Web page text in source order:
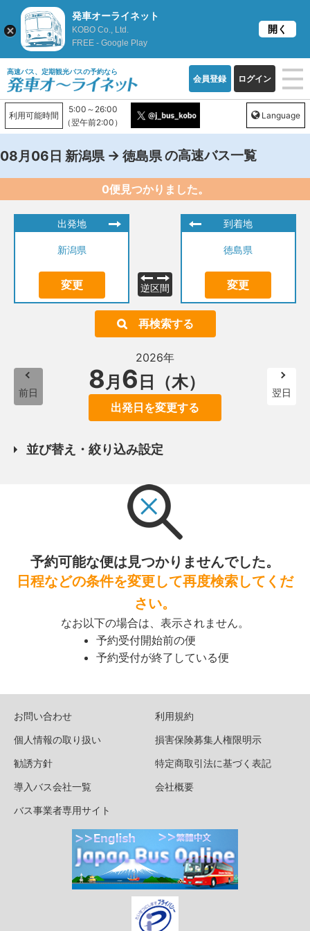
高速バス、定期観光バスの予約なら
会員登録 ログイン
利用可能時間
5:00～26:00
（翌午前2:00）
Language
08月06日 新潟県 → 徳島県の高速バス一覧
0便見つかりました。
出発地
新潟県
変更 逆区間
到着地
徳島県
変更
再検索する
前日
2026年
8月 6 日（木）
出発日を変更する
翌日
並び替え・絞り込み設定
予約可能な便は見つかりませんでした。
日程などの条件を変更して再度検索してくだ
さい。
なお以下の場合は、表示されません。
予約受付開始前の便
予約受付が終了している便
お問い合わせ
利用規約
個人情報の取り扱い
損害保険募集人権限明示
勧誘方針
特定商取引法に基づく表記
導入バス会社一覧
会社概要
バス事業者専用サイト
発車オーライネット
KOBO Co., Ltd.
FREE - Google Play
開く